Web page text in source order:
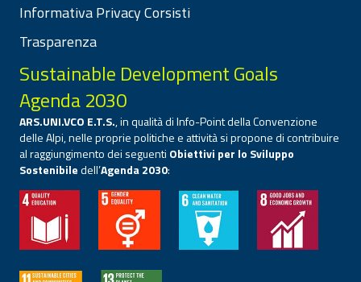
Informativa Privacy Corsisti
Trasparenza
Sustainable Development Goals
Agenda 2030
ARS.UNI.VCO E.T.S., in qualità di Info-Point della Convenzione
delle Alpi, nelle proprie politiche e attività si propone di contribuire
al raggiungimento dei seguenti Obiettivi per lo Sviluppo
Sostenibiledell’Agenda 2030: